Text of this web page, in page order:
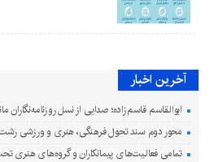
آخرین اخبار
ابوالقاسم قاسم‌زاده؛ صدایی از نسل روزنامه‌نگاران
محور دوم سند تحول فرهنگی، هنری و ورزشی
تمامی فعالیت‌های پیمانکاران و گروه‌های هنری